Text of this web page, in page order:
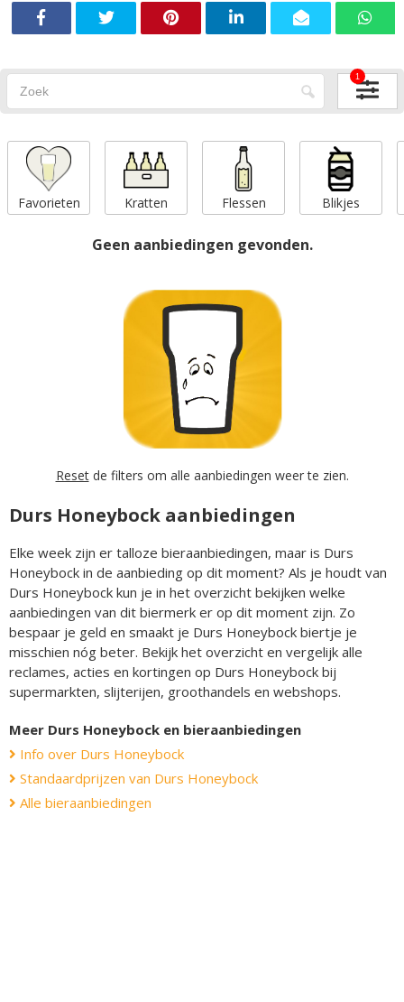
1
Favorieten Kratten Flessen Blikjes
Geen aanbiedingen gevonden.
Resetde filters om alle aanbiedingen weer te zien.
Durs Honeybock aanbiedingen
Elke week zijn er talloze bieraanbiedingen, maar is Durs
Honeybock in de aanbieding op dit moment? Als je houdt van
Durs Honeybock kun je in het overzicht bekijken welke
aanbiedingen van dit biermerk er op dit moment zijn. Zo
bespaar je geld en smaakt je Durs Honeybock biertje je
misschien nóg beter. Bekijk het overzicht en vergelijk alle
reclames, acties en kortingen op Durs Honeybock bij
supermarkten, slijterijen, groothandels en webshops.
Meer Durs Honeybock en bieraanbiedingen
Info over Durs Honeybock
Standaardprijzen van Durs Honeybock
Alle bieraanbiedingen